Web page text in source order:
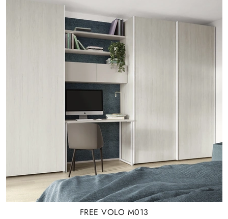
FREE VOLO M013